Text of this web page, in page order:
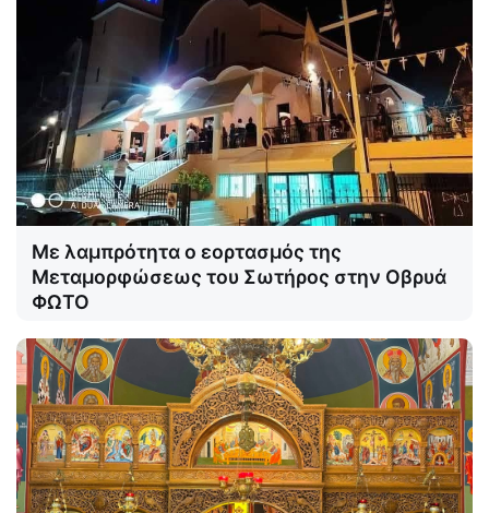
Με λαμπρότητα ο εορτασμός της
Μεταμορφώσεως του Σωτήρος στην Οβρυά
ΦΩΤΟ